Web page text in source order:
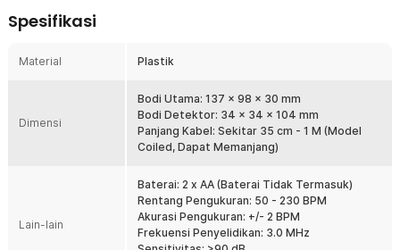
Adanya layar LCD besar dan pencahayaan LED lembut, informasi
Menunggu jadwal kontrol ke dokter sering membuat ibu hamil
penasaran dengan kondisi si kecil, terutama saat ingin mengetahui detak
jantung janin. Kini Anda bisa melakukan pemantauan awal secara praktis
dengan Fetal Doppler portable ini. Dirancang mudah digunakan di rumah,
Cocok untuk ibu hamil yang ingin lebih tenang selama masa kehamilan.
Fitur
Spesifikasi
Material Plastik
Dimensi
Bodi Utama: 137 x 98 x 30 mm
Bodi Detektor: 34 x 34 x 104 mm
Panjang Kabel: Sekitar 35 cm - 1 M (Model
Coiled, Dapat Memanjang)
Lain-lain
Baterai: 2 x AA (Baterai Tidak Termasuk)
Rentang Pengukuran: 50 - 230 BPM
Akurasi Pengukuran: +/- 2 BPM
Frekuensi Penyelidikan: 3.0 MHz